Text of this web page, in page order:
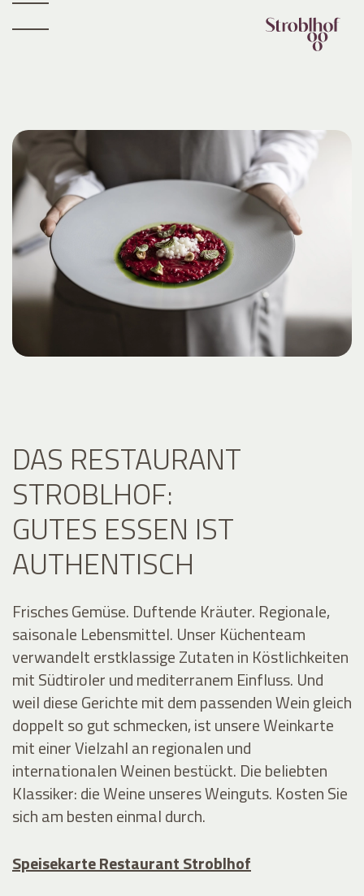
DAS RESTAURANT
STROBLHOF:
GUTES ESSEN IST
AUTHENTISCH
Frisches Gemüse. Duftende Kräuter. Regionale,
saisonale Lebensmittel. Unser Küchenteam
verwandelt erstklassige Zutaten in Köstlichkeiten
mit Südtiroler und mediterranem Einfluss. Und
weil diese Gerichte mit dem passenden Wein gleich
doppelt so gut schmecken, ist unsere Weinkarte
mit einer Vielzahl an regionalen und
internationalen Weinen bestückt. Die beliebten
Klassiker: die Weine unseres Weinguts. Kosten Sie
sich am besten einmal durch.
Speisekarte Restaurant Stroblhof